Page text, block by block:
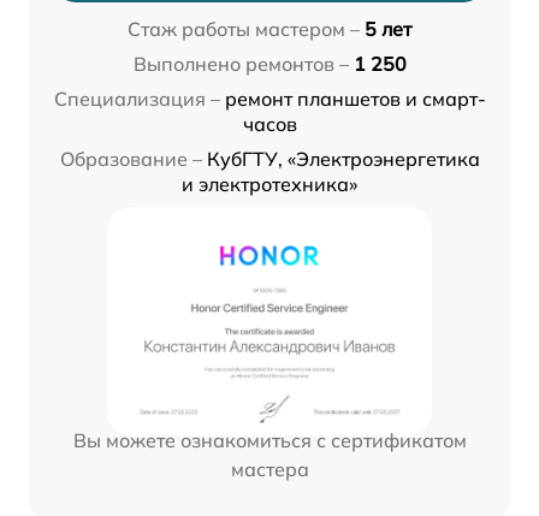
Стаж работы мастером – 5 лет
Выполнено ремонтов – 1 250
Специализация – ремонт планшетов и смарт-
часов
Образование – КубГТУ, «Электроэнергетика
и электротехника»
Вы можете ознакомиться с сертификатом
мастера